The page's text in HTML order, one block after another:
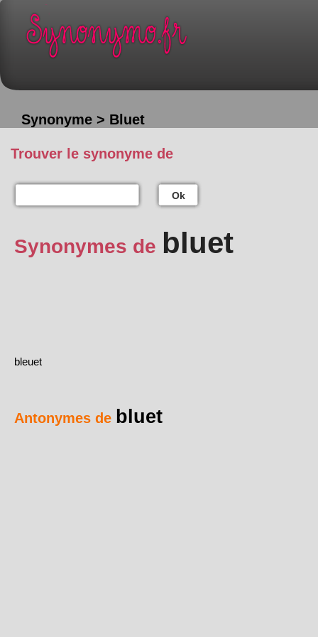
Synonyme > Bluet
Trouver le synonyme de
Ok
Synonymes de bluet
bleuet
Antonymes de bluet